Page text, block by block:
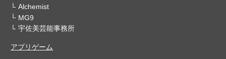
Alchemist
MG9
宇佐美芸能事務所
アプリゲーム